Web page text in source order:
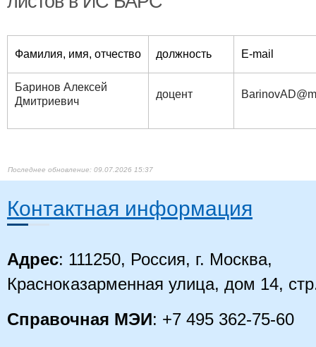
Фамилия, имя, отчество должность E-mail
Баринов Алексей
Дмитриеви​​ч
доцент
09.07.2026 15:37
Контактная информация
Адрес: 111250, Россия, г. Москва,
Красноказарменная улица, дом 14,
Справочная МЭИ: +7 495 362-75-60